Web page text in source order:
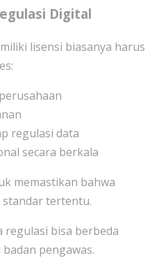
Digital
lisensi biasanya harus
regulasi data
secara berkala
memastikan bahwa
tertentu.
bisa berbeda
pengawas.